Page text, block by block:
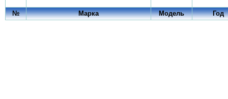
№ Марка Модель Год